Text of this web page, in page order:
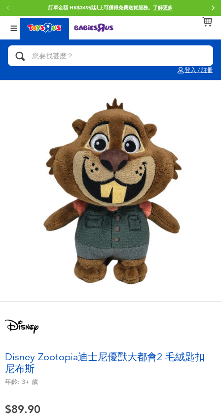
訂單金額 HK$349或以上可獲得免費送貨服務。 了解更多
登入 / 註冊
返回
分類目錄
人氣英雄,角色扮演,射擊玩具
拼砌組合及樂高LEGO
玩具車,貨車,火車及遙控系列
手工藝,文具,蠟筆,泥膠,畫板
娃娃, 芭比,收藏公仔
電子玩具
遊戲及拼圖系列
益智學習玩具
派對用品
角色扮演及造型系列
返回
品牌
Brunch Brother 早午餐兄弟
Spider-Man蜘蛛俠
Mini Brands
Play-Doh培樂多
Pokemon寶可夢
playpop
LeapFrog跳跳蛙
Tomica多美
Globber高樂寶
返回
年齢
0~2歳
12~14歳
Disney Zootopia迪士尼優獸大都會2 毛絨匙扣
尼布斯
年齡: 3+ 歲
$89.90